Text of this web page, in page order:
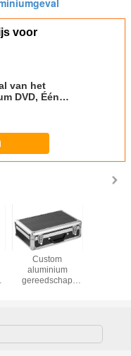
voor
van het
DVD, Één
Custom
aluminium
gereedschap